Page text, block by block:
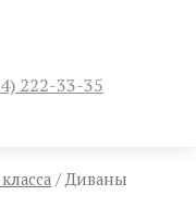
222-33-35
/ Диваны